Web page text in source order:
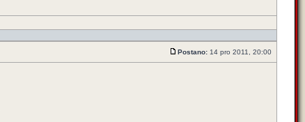
Postano: 14 pro 2011, 20:00